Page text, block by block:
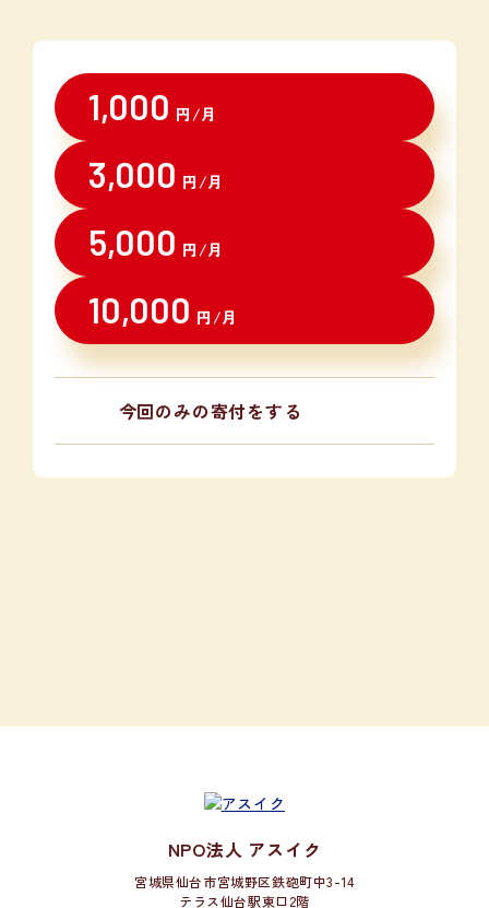
1,000 円/月
3,000 円/月
5,000 円/月
10,000 円/月
今回のみの寄付をする
NPO法人 アスイク
宮城県仙台市宮城野区鉄砲町中3-14
テラス仙台駅東口2階